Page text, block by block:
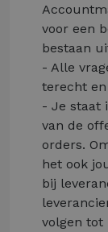
voor een
bestaan
- Alle
terecht
- Je staat
van de
orders.
het ook
bij
volgen tot